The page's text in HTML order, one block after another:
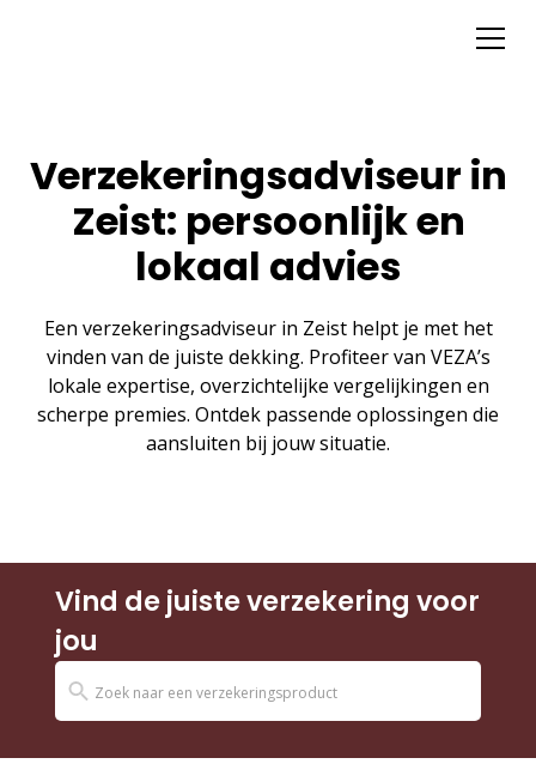
Verzekeringsadviseur in
Zeist: persoonlijk en
lokaal advies
Een verzekeringsadviseur in Zeist helpt je met het
vinden van de juiste dekking. Profiteer van VEZA’s
lokale expertise, overzichtelijke vergelijkingen en
scherpe premies. Ontdek passende oplossingen die
aansluiten bij jouw situatie.
Vind de juiste verzekering voor
jou